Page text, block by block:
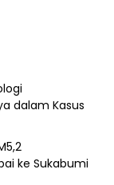
dalam Kasus
ke Sukabumi